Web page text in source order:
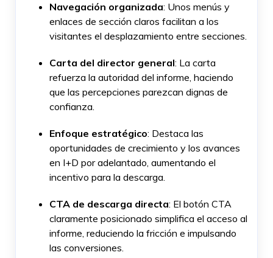
Navegación organizada: Unos menús y
enlaces de sección claros facilitan a los
visitantes el desplazamiento entre secciones.
Carta del director general: La carta
refuerza la autoridad del informe, haciendo
que las percepciones parezcan dignas de
confianza.
Enfoque estratégico: Destaca las
oportunidades de crecimiento y los avances
en I+D por adelantado, aumentando el
incentivo para la descarga.
CTA de descarga directa: El botón CTA
claramente posicionado simplifica el acceso al
informe, reduciendo la fricción e impulsando
las conversiones.